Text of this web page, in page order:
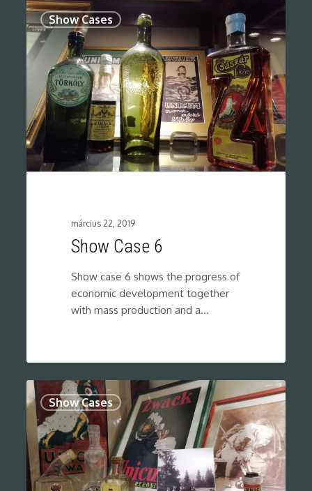
Show Cases
március 22, 2019
Show Case 6
Show case 6 shows the progress of
economic development together
with mass production and a…
0
Show Cases
0